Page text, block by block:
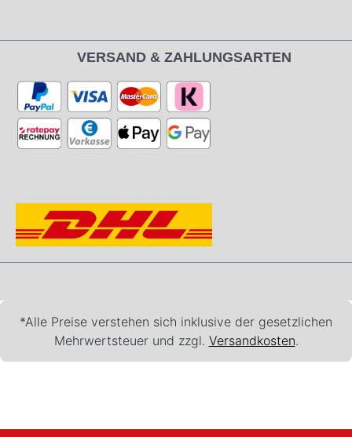
VERSAND & ZAHLUNGSARTEN
*Alle Preise verstehen sich inklusive der gesetzlichen
Mehrwertsteuer und zzgl. Versandkosten.